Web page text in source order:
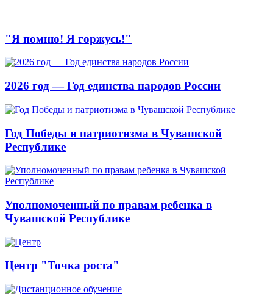
"Я помню! Я горжусь!"
2026 год — Год единства народов России
Год Победы и патриотизма в Чувашской
Республике
Уполномоченный по правам ребенка в
Чувашской Республике
Центр "Точка роста"